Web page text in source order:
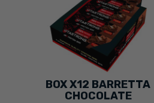
BOX X12 BARRETTA
CHOCOLATE